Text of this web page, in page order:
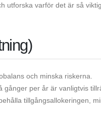
utforska varför det är så
och minska riskerna.
per år är vanligtvis
tillgångsallokeringen,